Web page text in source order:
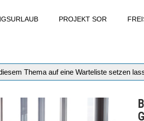
PROJEKT SOR
Thema auf eine Warteliste setzen